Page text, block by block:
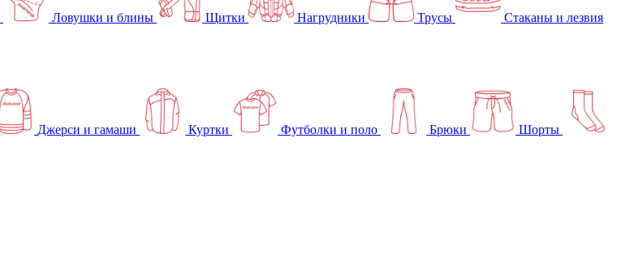
Ловушки и блины Щитки Нагрудники Трусы Стаканы и лезвия
Джерси и гамаши Куртки Футболки и поло Брюки
Шорты